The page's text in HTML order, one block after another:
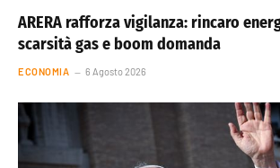
ARERA rafforza vigilanza: rincaro
scarsità gas e boom domanda
ECONOMIA 6 Agosto 2026